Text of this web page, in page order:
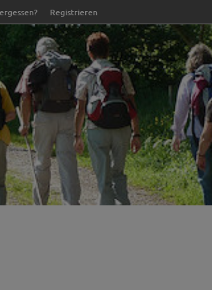
Registrieren